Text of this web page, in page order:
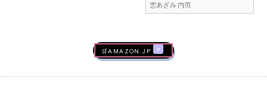
恋あざみ 内页
🛒AMAZON.jp